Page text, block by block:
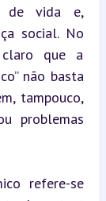
de vida e,
social. No
claro que a
não basta
tampouco,
problemas
refere-se